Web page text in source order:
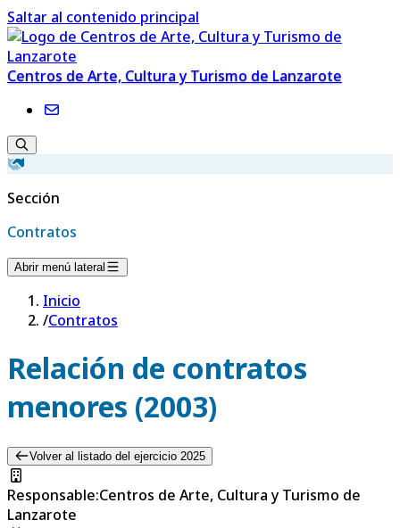
Saltar al contenido principal
Centros de Arte, Cultura y Turismo de Lanzarote
Sección
Contratos
Abrir menú lateral
Inicio
/Contratos
Relación de contratos
menores (2003)
Volver al listado del ejercicio 2025
Responsable:Centros de Arte, Cultura y Turismo de
Lanzarote